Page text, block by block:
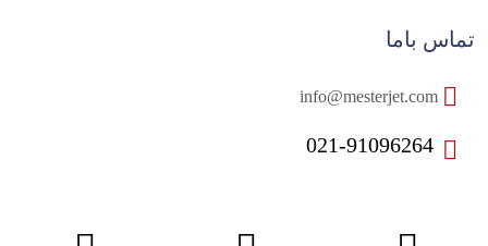
تماس باما
021-91096264